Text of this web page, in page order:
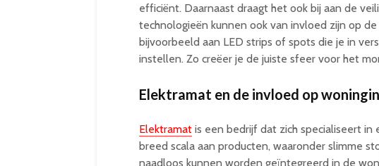
efficiënt. Daarnaast draagt het ook bij aan de
technologieën kunnen ook van invloed zijn op
bijvoorbeeld aan LED strips of spots die je in
instellen. Zo creëer je de juiste sfeer voor het
Elektramat en de invloed op
Elektramat is een bedrijf dat zich specialiseert
breed scala aan producten, waaronder slimme
naadloos kunnen worden geïntegreerd in de